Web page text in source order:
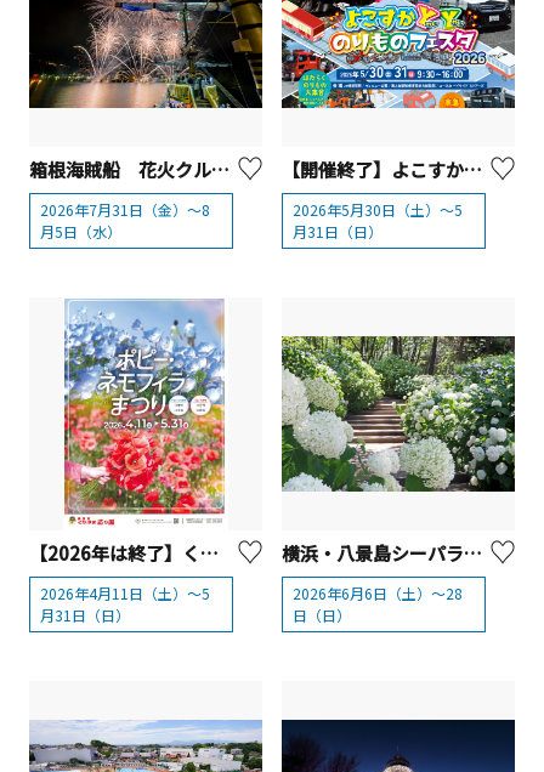
箱根海賊船 花火クルーズ2026
2026年7月31日（金）～8
月5日（水）
【開催終了】よこすかYYのりものフェスタ2026
2026年5月30日（土）～5
月31日（日）
【2026年は終了】くりはま花の国 「ポピー・ネモフィラまつり」2026【横須賀市】
2026年4月11日（土）～5
月31日（日）
横浜・八景島シーパラダイス「第26回 八景島あじさい祭」
2026年6月6日（土）～28
日（日）